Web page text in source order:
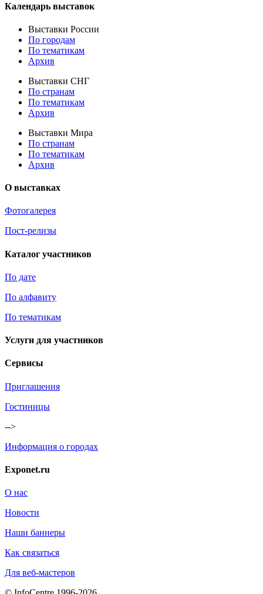
Календарь выставок
Выставки России
По городам
По тематикам
Архив
Выставки СНГ
По странам
По тематикам
Архив
Выставки Мира
По странам
По тематикам
Архив
О выставках
Фотогалерея
Пост-релизы
Каталог участников
По дате
По алфавиту
По тематикам
Услуги для участников
Сервисы
Приглашения
Гостиницы
-->
Информация о городах
Exponet.ru
О нас
Новости
Наши баннеры
Как связаться
Для веб-мастеров